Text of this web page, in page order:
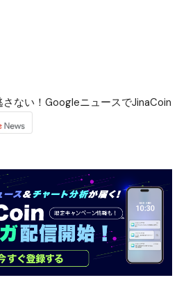
ない！GoogleニュースでJinaCoin